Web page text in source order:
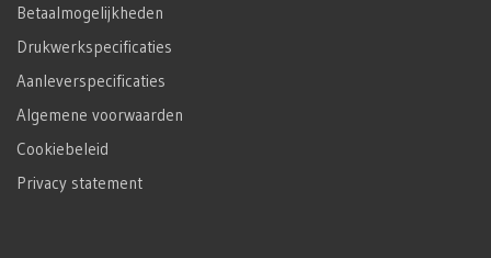
Betaalmogelijkheden
Drukwerkspecificaties
Aanleverspecificaties
Algemene voorwaarden
Cookiebeleid
Privacy statement